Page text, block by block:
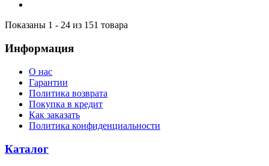
Показаны 1 - 24 из 151 товара
Информация
О нас
Гарантии
Политика возврата
Покупка в кредит
Как заказать
Политика конфиденциальности
Каталог